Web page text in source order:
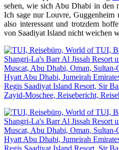
sehen, wie sich Abu Dhabi in den
Ich sage nur Louvre, Guggenheim
also interessant und trotzdem
von Saadiyat Island nicht weichen